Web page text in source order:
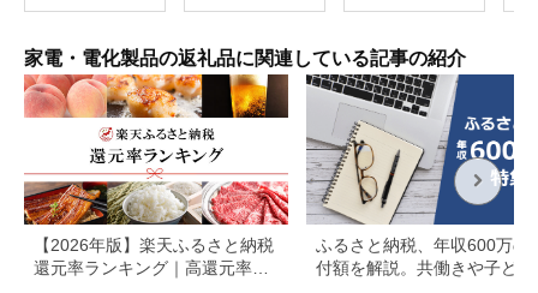
ー 頭皮[EV11-NT]
家電・電化製品の返礼品に関連している記事の紹介
【2026年版】楽天ふるさと納税
還元率ランキング｜高還元率返
ふるさと納税、年収600万の
付額を解説。共働きや子ども